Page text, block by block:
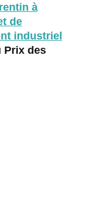
à
de
industriel
Prix des